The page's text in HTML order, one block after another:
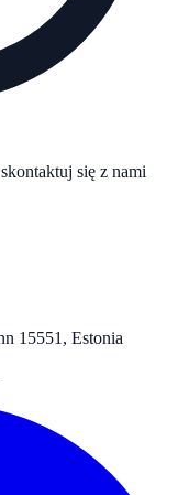
się z nami
15551, Estonia